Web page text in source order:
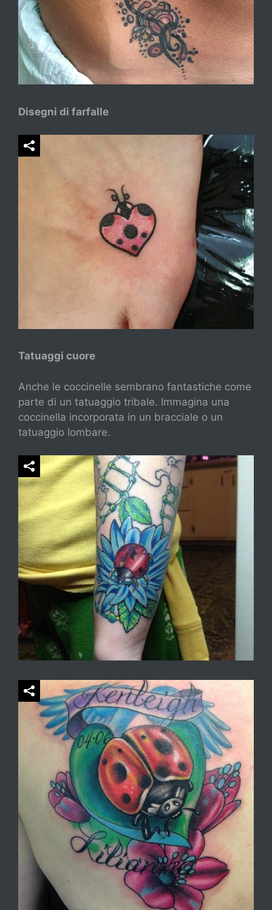
Disegni di farfalle
Tatuaggi cuore
Anche le coccinelle sembrano fantastiche come
parte di un tatuaggio tribale. Immagina una
coccinella incorporata in un bracciale o un
tatuaggio lombare.